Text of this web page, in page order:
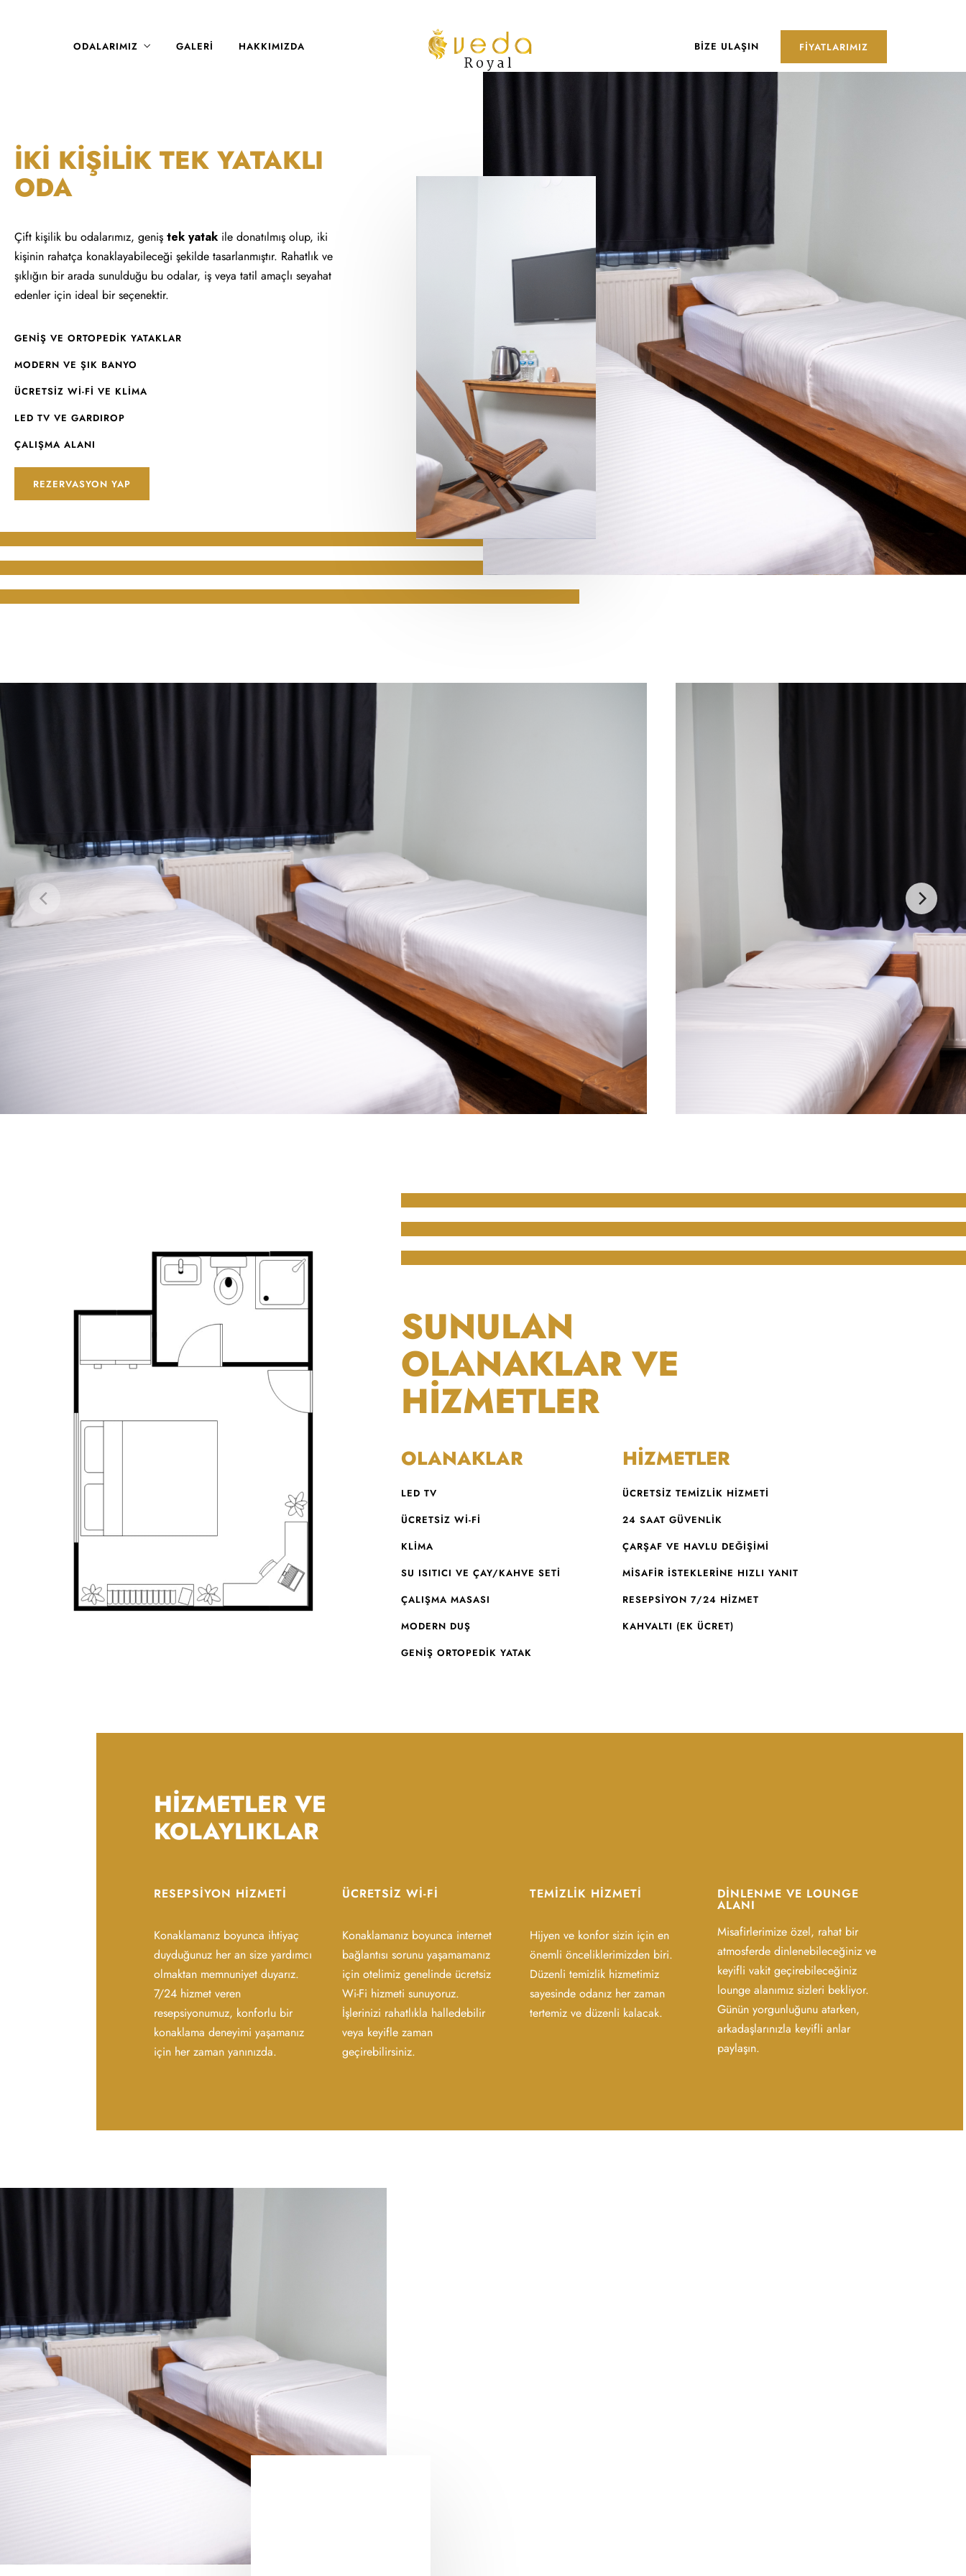
ODALARIMIZ GALERI HAKKIMIZDA BIZE ULAŞIN FIYATLARIMIZ
İKİ KİŞİLİK TEK YATAKLI
ODA
Çift kişilik bu odalarımız, geniş tek yatakile donatılmış olup, iki
kişinin rahatça konaklayabileceği şekilde tasarlanmıştır. Rahatlık ve
şıklığın bir arada sunulduğu bu odalar, iş veya tatil amaçlı seyahat
edenler için ideal bir seçenektir.
GENIŞ VE ORTOPEDIK YATAKLAR
MODERN VE ŞIK BANYO
ÜCRETSIZ WI-FI VE KLIMA
LED TV VE GARDIROP
ÇALIŞMA ALANI
REZERVASYON YAP
SUNULAN
OLANAKLAR VE
HİZMETLER
OLANAKLAR
LED TV
ÜCRETSIZ WI-FI
KLİMA
SU ISITICI VE ÇAY/KAHVE SETI
ÇALIŞMA MASASI
MODERN DUŞ
GENIŞ ORTOPEDIK YATAK
HİZMETLER
ÜCRETSIZ TEMİZLİK HIZMETI
24 SAAT GÜVENLİK
ÇARŞAF VE HAVLU DEĞIŞIMI
MISAFIR İSTEKLERINE HIZLI YANIT
RESEPSIYON 7/24 HIZMET
KAHVALTI (EK ÜCRET)
HİZMETLER VE
KOLAYLIKLAR
RESEPSIYON HIZMETI
Konaklamanız boyunca ihtiyaç
duyduğunuz her an size yardımcı
olmaktan memnuniyet duyarız.
7/24 hizmet veren
resepsiyonumuz, konforlu bir
konaklama deneyimi yaşamanız
için her zaman yanınızda.
ÜCRETSIZ WI-FI
Konaklamanız boyunca internet
bağlantısı sorunu yaşamamanız
için otelimiz genelinde ücretsiz
Wi-Fi hizmeti sunuyoruz.
İşlerinizi rahatlıkla halledebilir
veya keyifle zaman
geçirebilirsiniz.
TEMIZLIK HIZMETI
Hijyen ve konfor sizin için en
önemli önceliklerimizden biri.
Düzenli temizlik hizmetimiz
sayesinde odanız her zaman
tertemiz ve düzenli kalacak.
DINLENME VE LOUNGE
ALANI
Misafirlerimize özel, rahat bir
atmosferde dinlenebileceğiniz ve
keyifli vakit geçirebileceğiniz
lounge alanımız sizleri bekliyor.
Günün yorgunluğunu atarken,
arkadaşlarınızla keyifli anlar
paylaşın.